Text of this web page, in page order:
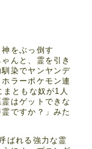
をぶっ倒す
んと、霊を引き
染でヤンヤンデ
ラーポケモン連
ともな奴が1人
はゲットできな
ですか？」みた
ばれる強力な霊